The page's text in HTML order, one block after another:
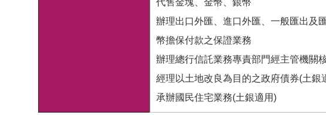
代售金塊、金幣、銀幣
辦理出口外匯、進口外匯、一般匯出及
幣擔保付款之保證業務
辦理總行信託業務專責部門經主管機關
經理以土地改良為目的之政府債券(土銀
承辦國民住宅業務(土銀適用)